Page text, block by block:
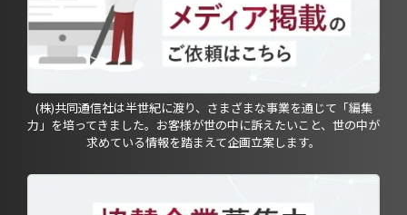
(株)共同通信社は半世紀に渡り、さまざまな事業を通じて「編集
力」を培ってきました。お客様が世の中に訴えたいこと、世の中が
求めている情報を踏まえて企画立案します。